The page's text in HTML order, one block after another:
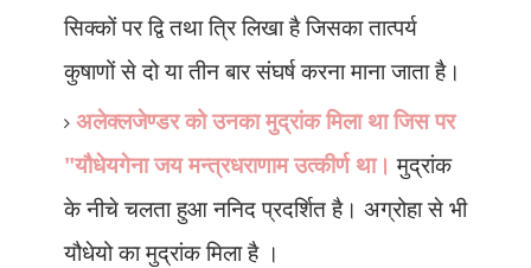
सिक्कों पर द्वि तथा त्रि लिखा है जिसका तात्पर्य
कुषाणों से दो या तीन बार संघर्ष करना माना जाता है।
अलेक्लजेण्डर को उनका मुद्रांक मिला था जिस पर
"यौधेयगेना जय मन्त्रधराणाम उत्कीर्ण था। मुद्रांक
के नीचे चलता हुआ ननिद प्रदर्शित है। अग्रोहा से भी
यौधेयो का मुद्रांक मिला है ।